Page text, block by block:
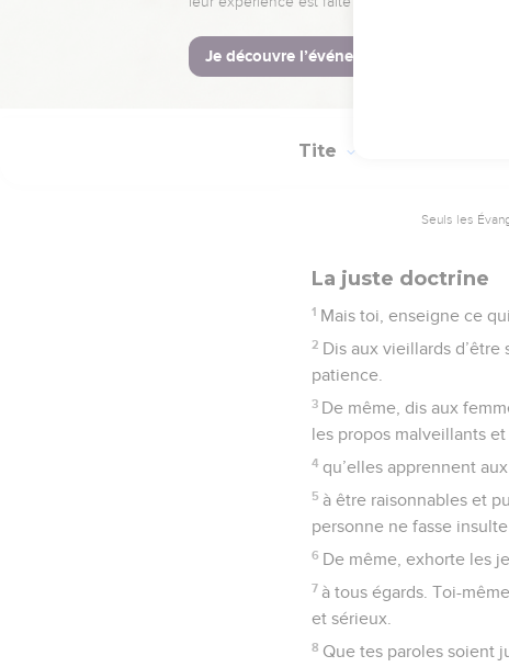
incapables de faire
© Société biblique française –
Tite
Seuls les
La juste doctrine
1 Mais toi, enseigne ce
2 Dis aux vieillards
patience.
3 De même, dis aux
les propos malveillants
4 qu’elles apprennent
5 à être raisonnables et
personne ne fasse
6 De même, exhorte les
7 à tous égards. Toi-
et sérieux.
8 Que tes paroles soient